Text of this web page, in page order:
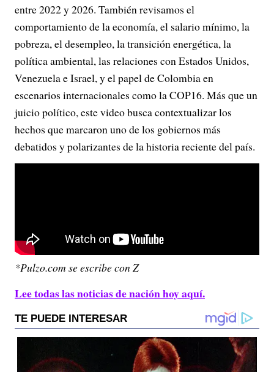
entre 2022 y 2026. También revisamos el
comportamiento de la economía, el salario mínimo, la
pobreza, el desempleo, la transición energética, la
política ambiental, las relaciones con Estados Unidos,
Venezuela e Israel, y el papel de Colombia en
escenarios internacionales como la COP16. Más que un
juicio político, este video busca contextualizar los
hechos que marcaron uno de los gobiernos más
debatidos y polarizantes de la historia reciente del país.
*Pulzo.com se escribe con Z
Lee todas las noticias de nación hoy aquí.